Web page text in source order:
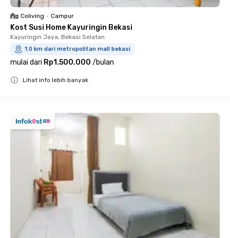
Coliving • Campur
Kost Susi Home Kayuringin Bekasi
Kayuringin Jaya, Bekasi Selatan
1.0 km dari metropolitan mall bekasi
mulai dari Rp1.500.000 /bulan
Lihat info lebih banyak